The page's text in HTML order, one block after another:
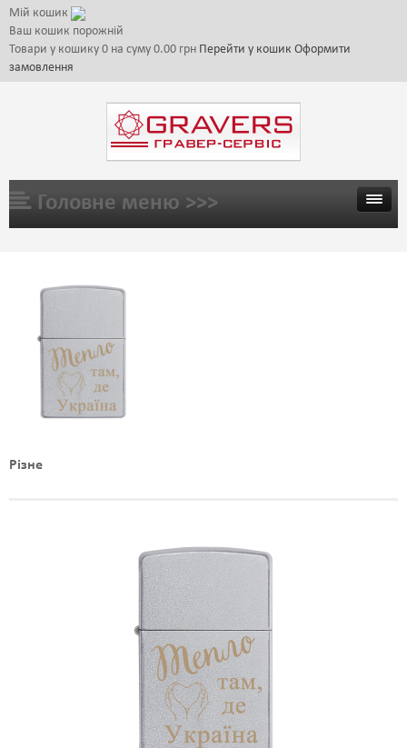
Мій кошик
Ваш кошик порожній
Товари у кошику 0 на суму 0.00 грн Перейти у кошик Оформити
замовлення
Головне меню >>>
ТОВАРИ
ГАЛЕРЕЯ
ШРИФТИ
НАПИСИ
Різне